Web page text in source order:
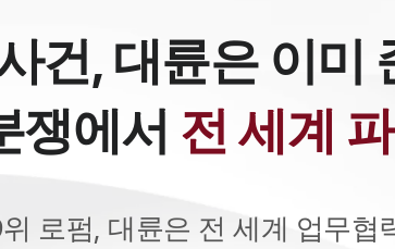
건, 대륜은 이미
쟁에서 전 세계
로펌, 대륜은 전 세계 업무협